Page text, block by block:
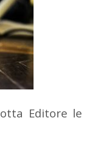
Editore le